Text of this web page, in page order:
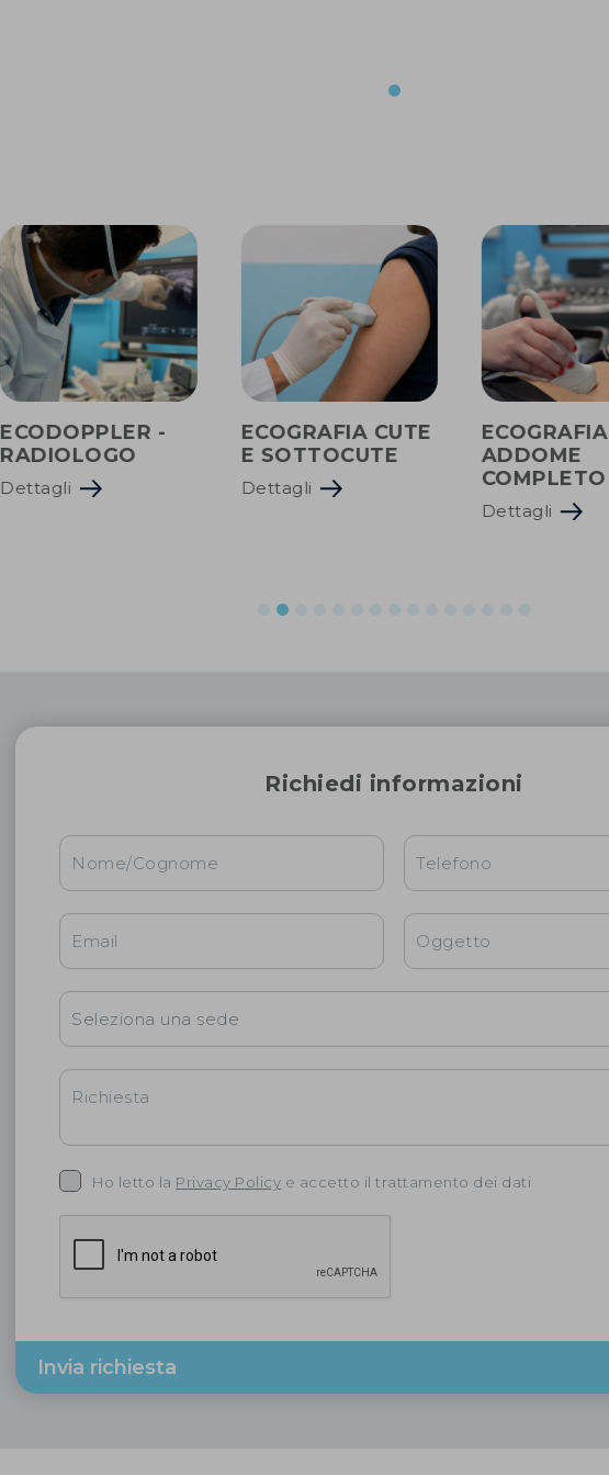
ECODOPPLER -
RADIOLOGO
Dettagli
ECOGRAFIA CUTE
E SOTTOCUTE
Dettagli
ECOGRAFIA
ADDOME
COMPLETO
Dettagli
Richiedi informazioni
Ho letto la Privacy Policy e accetto il trattamento dei dati
Invia richiesta